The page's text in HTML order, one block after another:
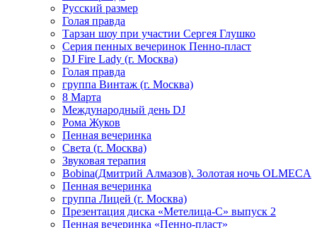
Русский размер
Голая правда
Тарзан шоу при участии Сергея Глушко
Серия пенных вечеринок Пенно-пласт
DJ Fire Lady (г. Москва)
Голая правда
группа Винтаж (г. Москва)
8 Марта
Международный день DJ
Рома Жуков
Пенная вечеринка
Света (г. Москва)
Звуковая терапия
Bobina(Дмитрий Алмазов). Золотая ночь OLMECA
Пенная вечеринка
группа Лицей (г. Москва)
Презентация диска «Метелица-С» выпуск 2
Пенная вечеринка «Пенно-пласт»